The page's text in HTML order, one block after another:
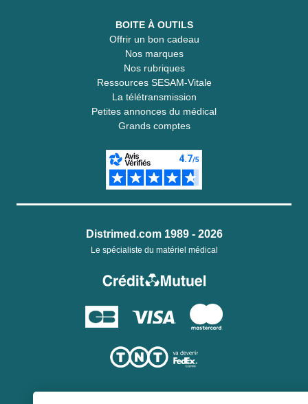
BOITE À OUTILS
Offrir un bon cadeau
Nos marques
Nos rubriques
Ressources SESAM-Vitale
La télétransmission
Petites annonces du médical
Grands comptes
Distrimed.com 1989 - 2026
Le spécialiste du matériel médical